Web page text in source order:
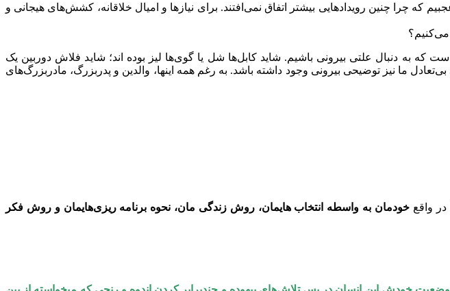
چرا چنین رویدادهایی بیشتر اتفاق نمی‌افتند. برای نیازها و امیال خلاقانه، کشش‌های هیجانی و
می‌کنیم؟
به دنبال علتی بیرونی باشیم. شاید کابل‌ها شل یا گوی‌ها لیز بوده اند؛ شاید فلاش دوربین یک
ما نیز توضیحی بیرونی وجود داشته باشد. به رغم همه اینها، والدین و پدربزرگ، مادربزرگ‌های
واقع خودمان به واسطه انتخاب هایمان، روش زندگی مان، نحوه برنامه ریزی‌هایمان و روش فکر